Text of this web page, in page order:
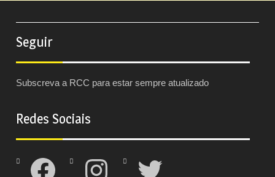
Seguir
Subscreva a RCC para estar sempre atualizado
Redes Sociais
Facebook Instagram Twitter